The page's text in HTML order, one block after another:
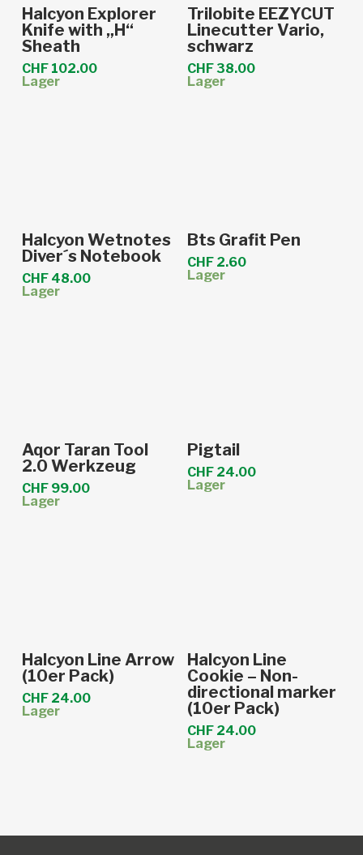
In den Warenkorb
Halcyon Explorer
Knife with „H“
Sheath
CHF102.00
Lager
In den Warenkorb
Trilobite EEZYCUT
Linecutter Vario,
schwarz
CHF38.00
Lager
In den Warenkorb
Halcyon Wetnotes
Diver´s Notebook
CHF48.00
Lager
In den Warenkorb
Bts Grafit Pen
CHF 2.60
Lager
In den Warenkorb
Aqor Taran Tool
2.0 Werkzeug
CHF99.00
Lager
In den Warenkorb
Pigtail
CHF 24.00
Lager
In den Warenkorb
Halcyon Line Arrow
(10er Pack)
CHF24.00
Lager
In den Warenkorb
Halcyon Line
Cookie – Non-
directional marker
(10er Pack)
CHF 24.00
Lager